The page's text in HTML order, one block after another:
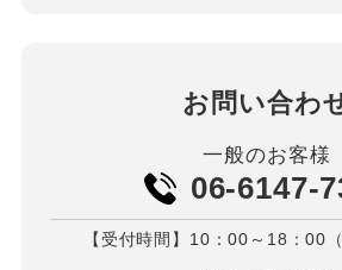
お問い合わ
一般のお客様
06-6147-
【受付時間】10：00～18：00